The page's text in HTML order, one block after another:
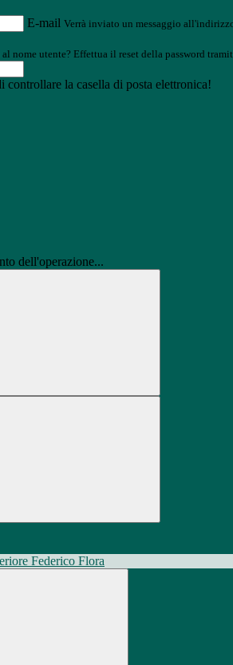
E-mail Verrà inviato un messaggio
nome utente? Effettua il reset della password
controllare la casella di posta elettronica!
dell'operazione...